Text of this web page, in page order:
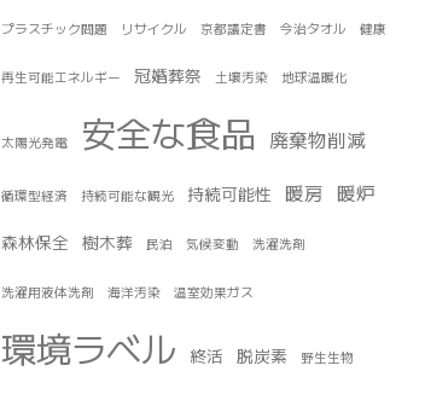
プラスチック問題 リサイクル 京都議定書 今治タオル 健康
再生可能エネルギー 冠婚葬祭 土壌汚染 地球温暖化
太陽光発電 安全な食品 廃棄物削減
循環型経済 持続可能な観光 持続可能性 暖房 暖炉
森林保全 樹木葬 民泊 気候変動 洗濯洗剤
洗濯用液体洗剤 海洋汚染 温室効果ガス
環境ラベル 終活 脱炭素 野生生物